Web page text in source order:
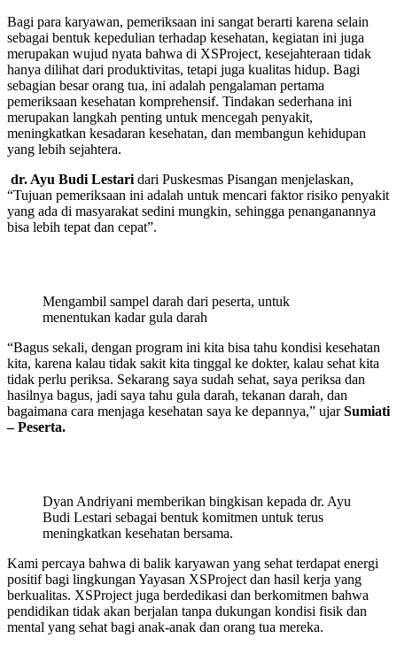
Bagi para karyawan, pemeriksaan ini sangat berarti karena selain
sebagai bentuk kepedulian terhadap kesehatan, kegiatan ini juga
merupakan wujud nyata bahwa di XSProject, kesejahteraan tidak
hanya dilihat dari produktivitas, tetapi juga kualitas hidup. Bagi
sebagian besar orang tua, ini adalah pengalaman pertama
pemeriksaan kesehatan komprehensif. Tindakan sederhana ini
merupakan langkah penting untuk mencegah penyakit,
meningkatkan kesadaran kesehatan, dan membangun kehidupan
yang lebih sejahtera.
dr. Ayu Budi Lestari dari Puskesmas Pisangan menjelaskan,
“Tujuan pemeriksaan ini adalah untuk mencari faktor risiko penyakit
yang ada di masyarakat sedini mungkin, sehingga penanganannya
bisa lebih tepat dan cepat”.
Mengambil sampel darah dari peserta, untuk
menentukan kadar gula darah
“Bagus sekali, dengan program ini kita bisa tahu kondisi kesehatan
kita, karena kalau tidak sakit kita tinggal ke dokter, kalau sehat kita
tidak perlu periksa. Sekarang saya sudah sehat, saya periksa dan
hasilnya bagus, jadi saya tahu gula darah, tekanan darah, dan
bagaimana cara menjaga kesehatan saya ke depannya,” ujarSumiati
– Peserta.
Dyan Andriyani memberikan bingkisan kepada dr. Ayu
Budi Lestari sebagai bentuk komitmen untuk terus
meningkatkan kesehatan bersama.
Kami percaya bahwa di balik karyawan yang sehat terdapat energi
positif bagi lingkungan Yayasan XSProject dan hasil kerja yang
berkualitas. XSProject juga berdedikasi dan berkomitmen bahwa
pendidikan tidak akan berjalan tanpa dukungan kondisi fisik dan
mental yang sehat bagi anak-anak dan orang tua mereka.